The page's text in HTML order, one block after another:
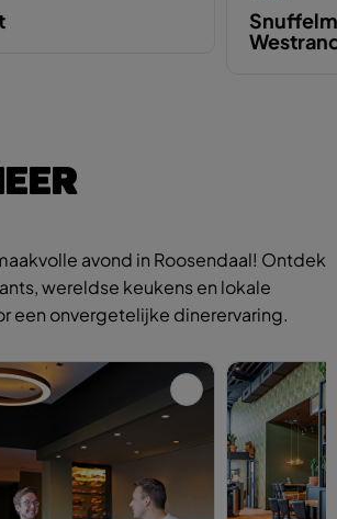
avond in Roosendaal! Ontdek
wereldse keukens en lokale
een onvergetelijke dinerervaring.